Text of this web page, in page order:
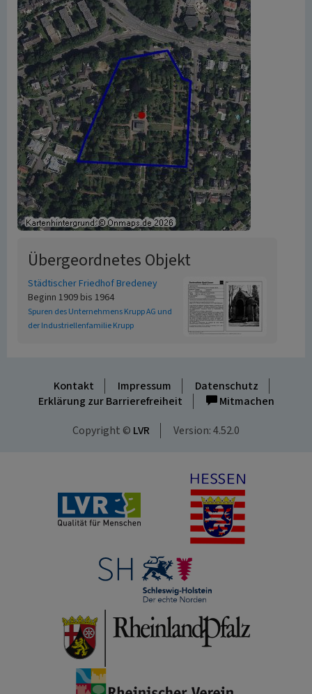
Übergeordnetes Objekt
Städtischer Friedhof Bredeney
Beginn 1909 bis 1964
Spuren des Unternehmens Krupp AG und
der Industriellenfamilie Krupp
Kontakt Impressum
Datenschutz
Erklärung zur Barrierefreiheit
Mitmachen
Copyright © LVR Version: 4.52.0